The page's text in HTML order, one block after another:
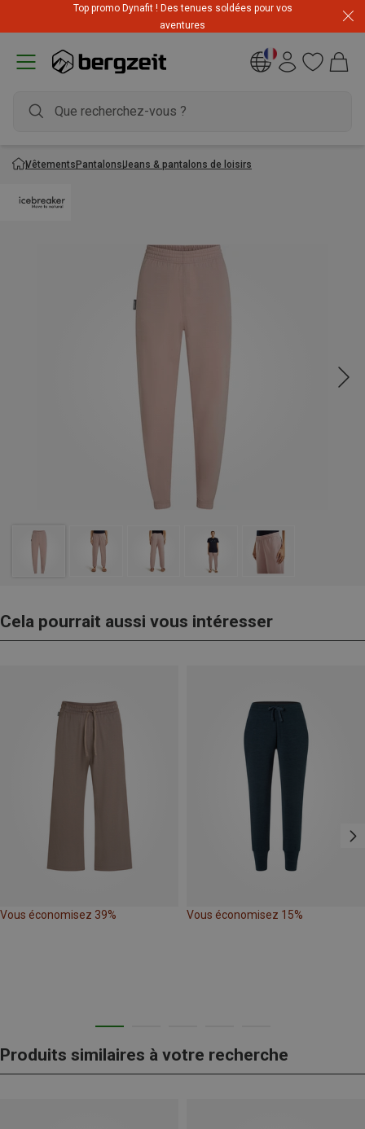
Prix imbattables ! Jusqu'à -60 % pendant les soldes d'été
Top promo Dynafit ! Des tenues soldées pour vos
aventures
VêtementsPantalonsJeans & pantalons de loisirs
Cela pourrait aussi vous intéresser
Vous économisez 39% Vous économisez 15%
Produits similaires à votre recherche